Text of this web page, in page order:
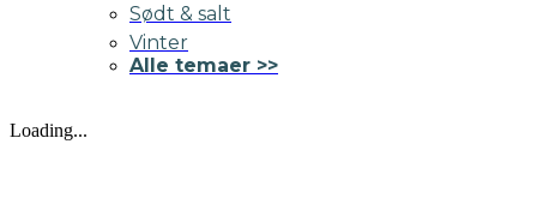
Sødt & salt
Vinter
Alle temaer >>
Loading...